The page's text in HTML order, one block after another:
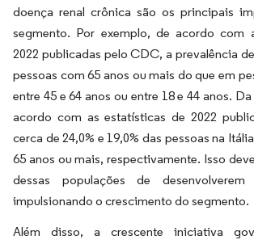
doença renal crônica são os principais
segmento. Por exemplo, de acordo com
2022 publicadas pelo CDC, a prevalência
pessoas com 65 anos ou mais do que em
entre 45 e 64 anos ou entre 18 e 44 anos.
acordo com as estatísticas de 2022
cerca de 24,0% e 19,0% das pessoas na
65 anos ou mais, respectivamente. Isso
dessas populações de
impulsionando o crescimento do segmento.
Além disso, a crescente iniciativa